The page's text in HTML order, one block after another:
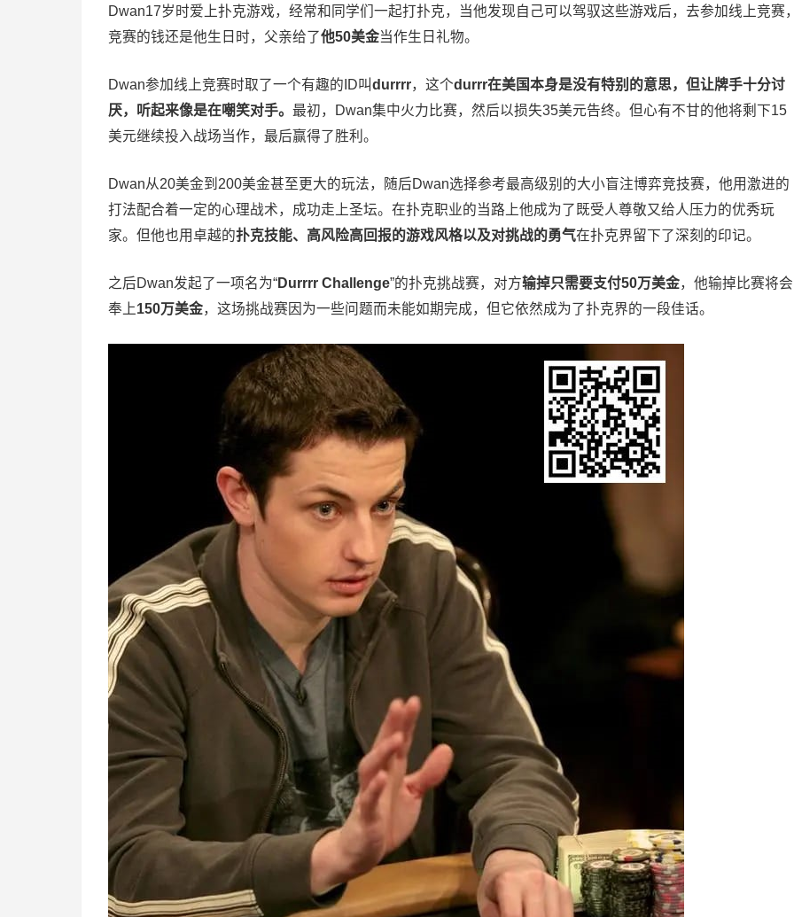
Dwan17岁时爱上扑克游戏，经常和同学们一起打扑克，当他发现自己可以驾驭这些游戏后，去参加线上竞赛
竞赛的钱还是他生日时，父亲给了他50美金当作生日礼物。
Dwan参加线上竞赛时取了一个有趣的ID叫durrrr，这个durrr在美国本身是没有特别的意思，但让牌手十分讨
厌，听起来像是在嘲笑对手。 最初，Dwan集中火力比赛，然后以损失35美元告终。但心有不甘的他将剩下15
美元继续投入战场当作，最后赢得了胜利。
Dwan从20美金到200美金甚至更大的玩法，随后Dwan选择参考最高级别的大小盲注博弈竞技赛，他用激进的
打法配合着一定的心理战术，成功走上圣坛。在扑克职业的当路上他成为了既受人尊敬又给人压力的优秀玩
家。但他也用卓越的扑克技能、高风险高回报的游戏风格以及对挑战的勇气在扑克界留下了深刻的印记。
之后Dwan发起了一项名为“Durrrr Challenge”的扑克挑战赛，对方输掉只需要支付50万美金，他输掉比赛将会
奉上150万美金，这场挑战赛因为一些问题而未能如期完成，但它依然成为了扑克界的一段佳话。